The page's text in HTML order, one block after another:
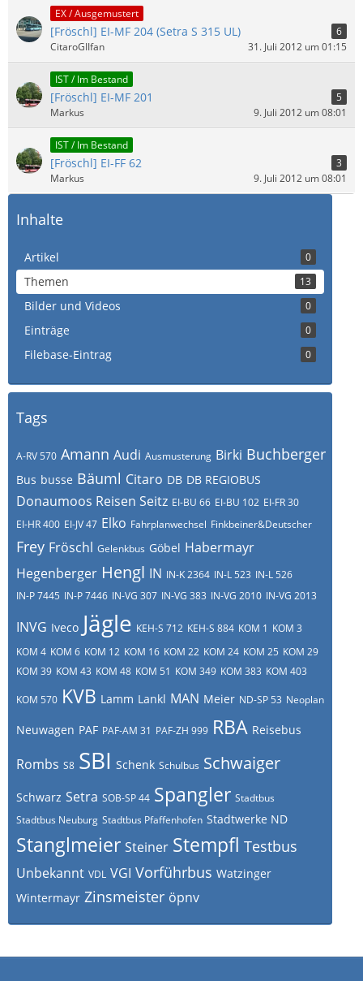
EX / Ausgemustert
[Fröschl] EI-MF 204 (Setra S 315 UL)
6
CitaroGIIfan
31. Juli 2012 um 01:15
IST / Im Bestand
[Fröschl] EI-MF 201
5
Markus
9. Juli 2012 um 08:01
IST / Im Bestand
[Fröschl] EI-FF 62
3
Markus
9. Juli 2012 um 08:01
Inhalte
Artikel 0
Themen 13
Bilder und Videos 0
Einträge 0
Filebase-Eintrag 0
Tags
A-RV 570 Amann Audi Ausmusterung Birki Buchberger
Bus busse Bäuml Citaro DB DB REGIOBUS
Donaumoos Reisen Seitz EI-BU 66 EI-BU 102 EI-FR 30
EI-HR 400 EI-JV 47 Elko Fahrplanwechsel Finkbeiner&Deutscher
Frey Fröschl Gelenkbus Göbel Habermayr
Hegenberger Hengl IN IN-K 2364 IN-L 523 IN-L 526
IN-P 7445 IN-P 7446 IN-VG 307 IN-VG 383 IN-VG 2010 IN-VG 2013
INVG Iveco Jägle KEH-S 712 KEH-S 884 KOM 1 KOM 3
KOM 4 KOM 6 KOM 12 KOM 16 KOM 22 KOM 24 KOM 25 KOM 29
KOM 39 KOM 43 KOM 48 KOM 51 KOM 349 KOM 383 KOM 403
KOM 570 KVB Lamm Lankl MAN Meier ND-SP 53 Neoplan
Neuwagen PAF PAF-AM 31 PAF-ZH 999 RBA Reisebus
Rombs S8 SBI Schenk Schulbus Schwaiger
Schwarz Setra SOB-SP 44 Spangler Stadtbus
Stadtbus Neuburg Stadtbus Pfaffenhofen Stadtwerke ND
Stanglmeier Steiner Stempfl Testbus
Unbekannt VDL VGI Vorführbus Watzinger
Wintermayr Zinsmeister öpnv